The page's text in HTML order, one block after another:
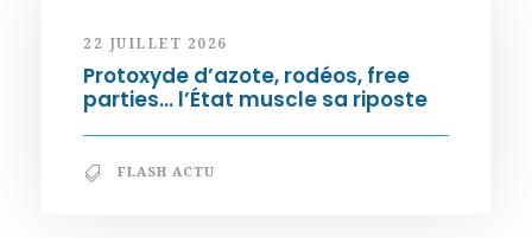
22 JUILLET 2026
Protoxyde d’azote, rodéos, free
parties… l’État muscle sa riposte
FLASH ACTU